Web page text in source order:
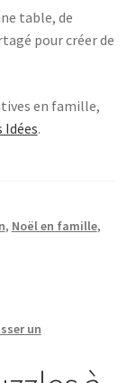
table, de
pour créer de
en famille,
Idées.
, Noël en famille,
un